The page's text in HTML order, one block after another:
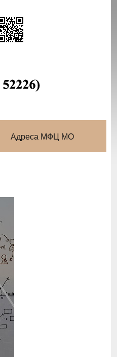
Адреса МФЦ МО